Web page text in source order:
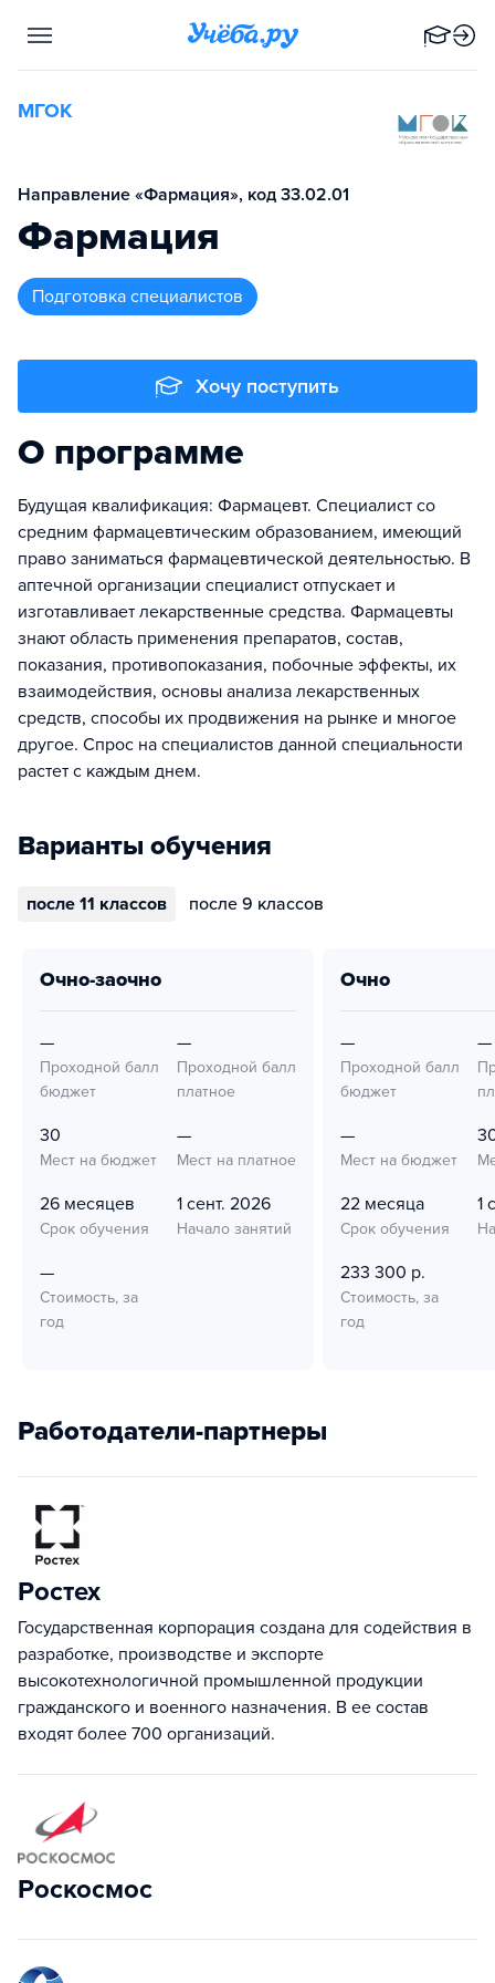
МГОК
Направление «Фармация», код 33.02.01
Фармация
подготовка специалистов
Хочу поступить
О программе
Будущая квалификация: Фармацевт. Специалист со
средним фармацевтическим образованием, имеющий
право заниматься фармацевтической деятельностью. В
аптечной организации специалист отпускает и
изготавливает лекарственные средства. Фармацевты
знают область применения препаратов, состав,
показания, противопоказания, побочные эффекты, их
взаимодействия, основы анализа лекарственных
средств, способы их продвижения на рынке и многое
другое. Спрос на специалистов данной специальности
растет с каждым днем.
Варианты обучения
после 11 классов после 9 классов
очно-заочно
—
Проходной балл
бюджет
—
Проходной балл
платное
30
Мест на бюджет
—
Мест на платное
26 месяцев
Срок обучения
1 сент. 2026
Начало занятий
—
Стоимость, за
год
очно
—
Проходной балл
бюджет
—
—
Мест на бюджет
22 месяца
Срок обучения
1
233 300 р.
Стоимость, за
год
Работодатели-партнеры
Ростех
Государственная корпорация создана для содействия в
разработке, производстве и экспорте
высокотехнологичной промышленной продукции
гражданского и военного назначения. В ее состав
входят более 700 организаций.
Роскосмос